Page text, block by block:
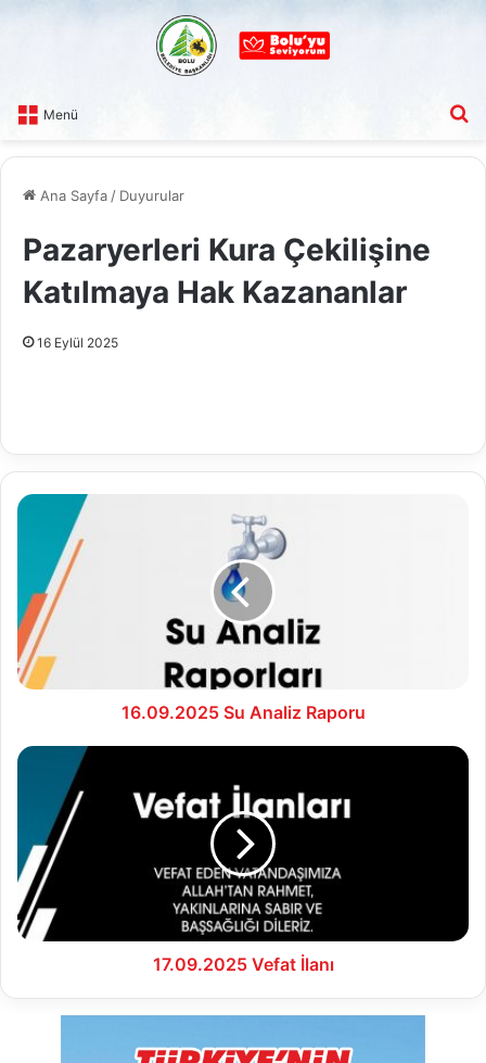
Menü
Ana Sayfa / Duyurular
Pazaryerleri Kura Çekilişine
Katılmaya Hak Kazananlar
16 Eylül 2025
16.09.2025
Raporu
16.09.2025 Su Analiz Raporu
17.09.2025
17.09.2025 Vefat İlanı